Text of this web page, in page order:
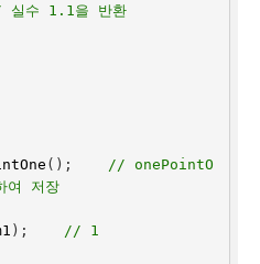
수 1.1을 반환
();
// onePointO
여 저장
); // 1